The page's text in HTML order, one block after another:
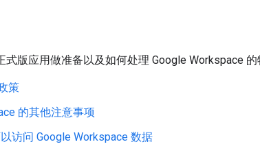
版应用做准备以及如何处理 Google Workspace
策
的其他注意事项
访问 Google Workspace 数据